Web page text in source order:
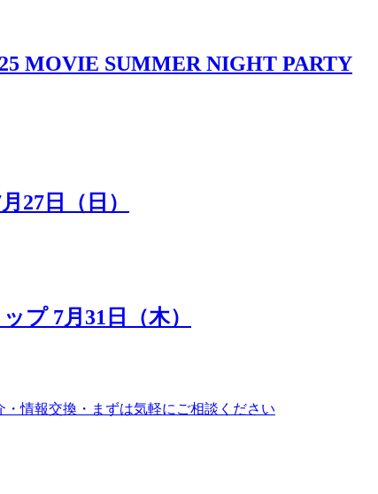
MOVIE SUMMER NIGHT PARTY
27日（日）
プ 7月31日（木）